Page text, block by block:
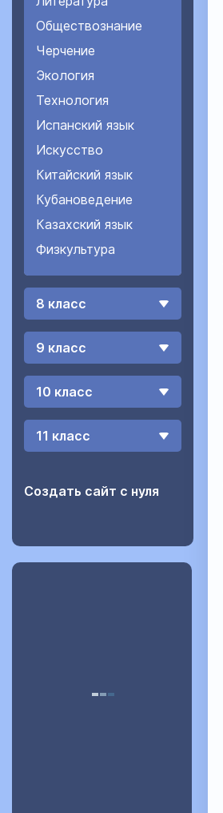
Обществознание
Черчение
Экология
Технология
Испанский язык
Искусство
Китайский язык
Кубановедение
Казахский язык
Физкультура
8 класс
9 класс
10 класс
11 класс
Создать сайт с нуля